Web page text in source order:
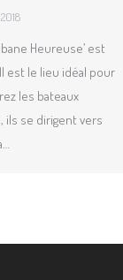
Heureuse’ est
est le lieu idéal pour
les bateaux
ils se dirigent vers